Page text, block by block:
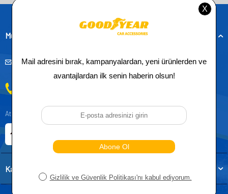
Müşteri Hizmetleri
musteridestek@goodyearotoaksesuar.com.tr
Atatürk, Kıraç Mevkii, Orhan Veli Cd. D:No:19, 34522 Esenyurt/İstanbul
Kategoriler